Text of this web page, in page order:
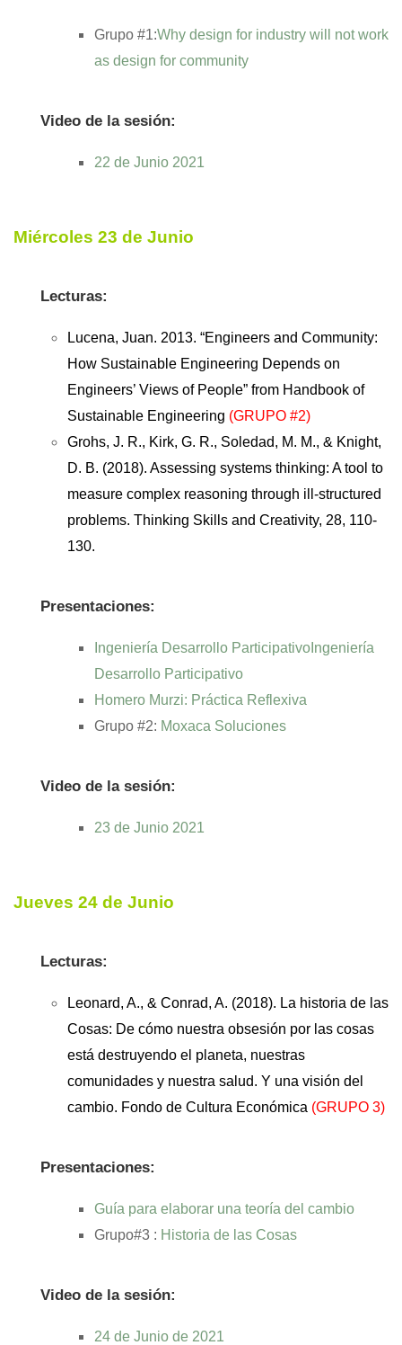
Grupo #1:Why design for industry will not work
as design for community
Video de la sesión:
22 de Junio 2021
Miércoles 23 de Junio
Lecturas:
Lucena, Juan. 2013. “Engineers and Community:
How Sustainable Engineering Depends on
Engineers’ Views of People” from Handbook of
Sustainable Engineering (GRUPO #2)
Grohs, J. R., Kirk, G. R., Soledad, M. M., & Knight,
D. B. (2018). Assessing systems thinking: A tool to
measure complex reasoning through ill-structured
problems. Thinking Skills and Creativity, 28, 110-
130.
Presentaciones:
Ingeniería Desarrollo ParticipativoIngeniería
Desarrollo Participativo
Homero Murzi: Práctica Reflexiva
Grupo #2: Moxaca Soluciones
Video de la sesión:
23 de Junio 2021
Jueves 24 de Junio
Lecturas:
Leonard, A., & Conrad, A. (2018). La historia de las
Cosas: De cómo nuestra obsesión por las cosas
está destruyendo el planeta, nuestras
comunidades y nuestra salud. Y una visión del
cambio. Fondo de Cultura Económica (GRUPO 3)
Presentaciones:
Guía para elaborar una teoría del cambio
Grupo#3 : Historia de las Cosas
Video de la sesión:
24 de Junio de 2021